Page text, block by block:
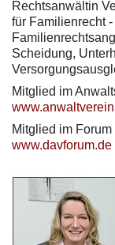
Rechtsanwältin
für Familienrecht
Scheidung,
Mitglied im
Mitglied im
www.davforum.de